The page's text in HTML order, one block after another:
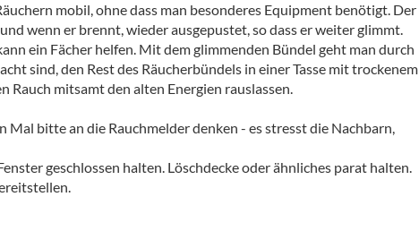
mobil, ohne dass man besonderes Equipment benötigt. Der
wenn er brennt, wieder ausgepustet, so dass er weiter glimmt.
ein Fächer helfen. Mit dem glimmenden Bündel geht man durch
sind, den Rest des Räucherbündels in einer Tasse mit trockenem
Rauch mitsamt den alten Energien rauslassen.
bitte an die Rauchmelder denken - es stresst die Nachbarn,
geschlossen halten. Löschdecke oder ähnliches parat halten.